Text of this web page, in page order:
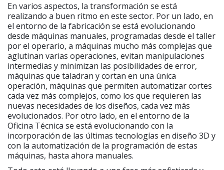
En varios aspectos, la transformación se está
realizando a buen ritmo en este sector. Por un lado, en
el entorno de la fabricación se está evolucionando
desde máquinas manuales, programadas desde el taller
por el operario, a máquinas mucho más complejas que
aglutinan varias operaciones, evitan manipulaciones
intermedias y minimizan las posibilidades de error,
máquinas que taladran y cortan en una única
operación, máquinas que permiten automatizar cortes
cada vez más complejos, como los que requieren las
nuevas necesidades de los diseños, cada vez más
evolucionados. Por otro lado, en el entorno de la
Oficina Técnica se está evolucionando con la
incorporación de las últimas tecnologías en diseño 3D y
con la automatización de la programación de estas
máquinas, hasta ahora manuales.